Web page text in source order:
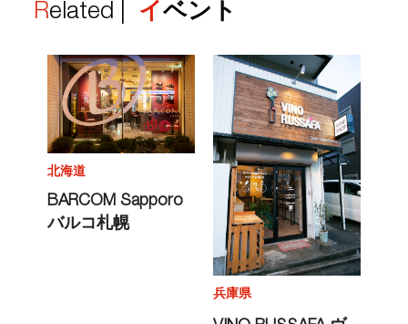
Related | イベント
北海道
BARCOM Sapporo
バルコ札幌
兵庫県